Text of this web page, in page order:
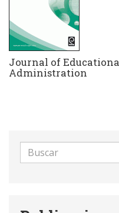
Journal of
Administration
Formulario
de